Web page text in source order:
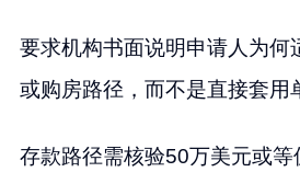
要求机构书面说明申请人为何
或购房路径，而不是直接套用
存款路径需核验50万美元或等